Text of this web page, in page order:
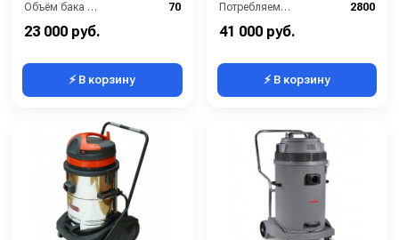
Объём бака (л):
70
Рабочая ширина основной насадки (мм):
23 000 руб.
⚡ В корзину
Потребляемая мощность (Вт):
2800
Размеры (ДхШхВ):
41 000 руб.
⚡ В корзину